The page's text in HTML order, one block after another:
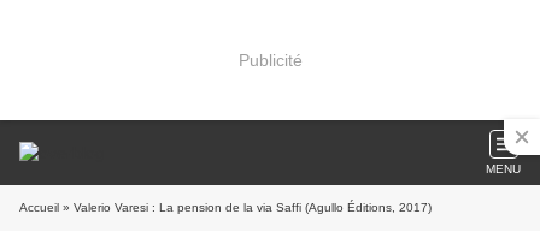
Publicité
MENU
Accueil » Valerio Varesi : La pension de la via Saffi (Agullo Éditions, 2017)